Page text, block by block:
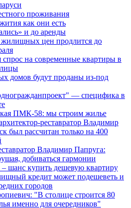
проживания
как они есть
и до аренды
жилищных цен продлится до
спрос на современные квартиры в
домов будут проданы из-под
— специфика в
ПМК-58: мы строим жилье
реставратор Владимир
был рассчитан только на 400
Владимир Папруга:
добиваться гармонии
– шанс купить дешевую квартиру
кредит может подешеветь и
городов
"В столице строится 80
именно для очередников"